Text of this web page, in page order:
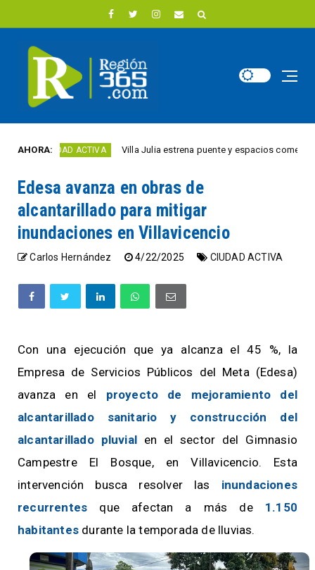
AHORA:
CIUDAD ACTIVA Villa Julia estrena puente y espacios comerciales
Edesa avanza en obras de
alcantarillado para mitigar
inundaciones en Villavicencio
Carlos Hernández 4/22/2025 CIUDAD ACTIVA
Con una ejecución que ya alcanza el 45 %, la
Empresa de Servicios Públicos del Meta (Edesa)
avanza en el proyecto de mejoramiento del
alcantarillado sanitario y construcción del
alcantarillado pluvialen el sector del Gimnasio
Campestre El Bosque, en Villavicencio. Esta
intervención busca resolver las inundaciones
recurrentes que afectan a más de 1.150
habitantes durante la temporada de lluvias.